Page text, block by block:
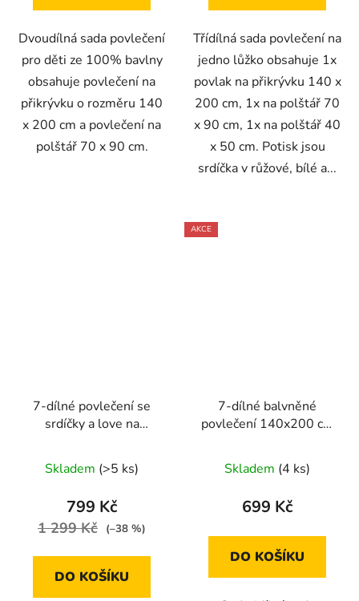
Dvoudílná sada povlečení
pro děti ze 100% bavlny
obsahuje povlečení na
přikrývku o rozměru 140
x 200 cm a povlečení na
polštář 70 x 90 cm.
Třídílná sada povlečení na
jedno lůžko obsahuje 1x
povlak na přikrývku 140 x
200 cm, 1x na polštář 70
x 90 cm, 1x na polštář 40
x 50 cm. Potisk jsou
srdíčka v růžové, bílé a...
7-dílné povlečení se
srdíčky a love na
140x200 cm na dvě
postele
Skladem (>5 ks)
799 Kč
1 299 Kč (–38 %)
DO KOŠÍKU
AKCE
7-dílné balvněné
povlečení 140x200 cm
kvítky
Skladem (4 ks)
699 Kč
DO KOŠÍKU